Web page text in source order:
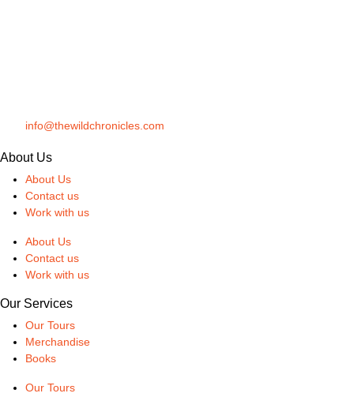
info@thewildchronicles.com
About Us
About Us
Contact us
Work with us
About Us
Contact us
Work with us
Our Services
Our Tours
Merchandise
Books
Our Tours